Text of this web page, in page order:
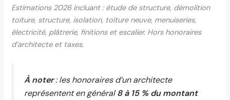
Estimations 2026 incluant : étude de structure, démolition
toiture, structure, isolation, toiture neuve, menuiseries,
électricité, plâtrerie, finitions et escalier. Hors honoraires
d’architecte et taxes.
À noter: les honoraires d’un architecte
représentent en général8 à 15 % du montant